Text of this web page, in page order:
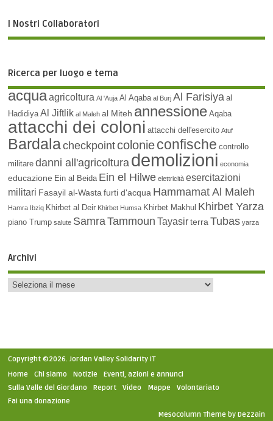
I Nostri Collaboratori
Ricerca per luogo e tema
acquaagricoltura Al 'Auja Al Aqaba al Burj Al Farisiya al
Hadidiya Al Jiftlik al Maleh al Miteh annessione Aqaba
attacchi dei coloni attacchi dell'esercito Atuf
Bardalacheckpointcolonieconfische controllo
militare danni all'agricoltura demolizioni economia
educazione Ein al Beida Ein el Hilwe elettricità esercitazioni
militari Fasayil al-Wasta furti d'acqua Hammamat Al Maleh
Hamra Ibziq Khirbet al Deir Khirbet Humsa Khirbet Makhul Khirbet Yarza
piano Trump salute Samra Tammoun Tayasir terra Tubas yarza
Archivi
Copyright ©2026. Jordan Valley Solidarity IT
Home
Chi siamo Notizie
Eventi, azioni e annunci
Sulla Valle del Giordano
Report Video Mappe
Volontariato
Fai una donazione
Mesocolumn Theme by Dezzain